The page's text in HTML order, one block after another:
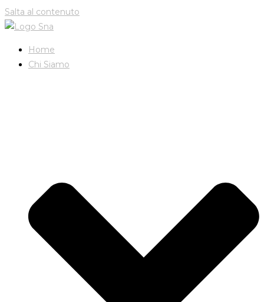
Salta al contenuto
Home
Chi Siamo